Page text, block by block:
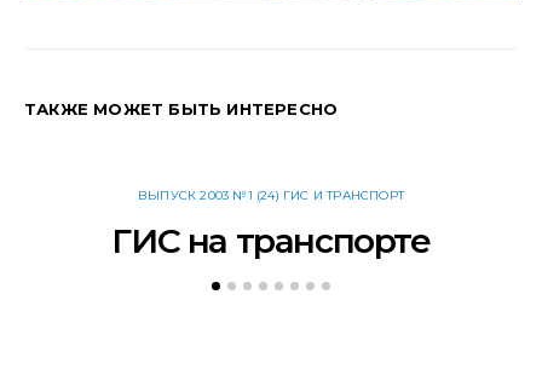
ТАКЖЕ МОЖЕТ БЫТЬ ИНТЕРЕСНО
ВЫПУСК 2003 №1 (24) ГИС И ТРАНСПОРТ
ГИС на транспорте